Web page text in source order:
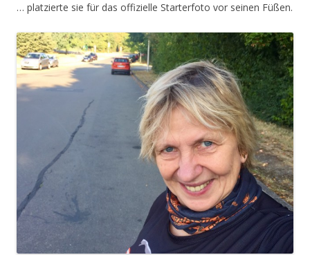
… platzierte sie für das offizielle Starterfoto vor seinen Füßen.